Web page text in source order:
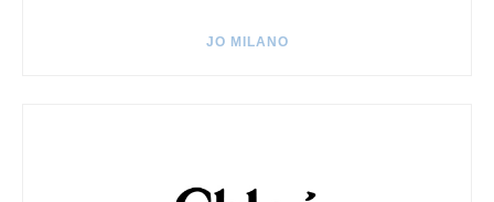
JO MILANO